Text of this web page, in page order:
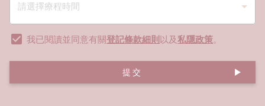
我已閱讀並同意有關登記條款細則 以及私隱政策。
提交